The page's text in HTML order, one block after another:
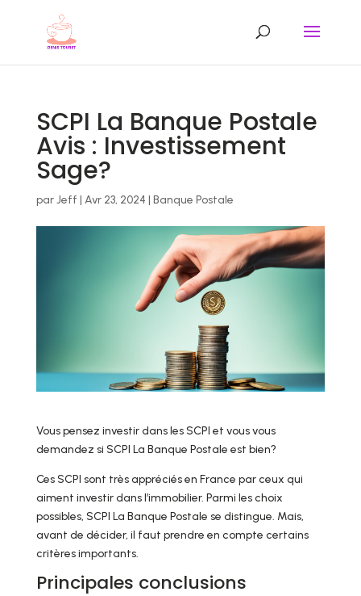
SCPI La Banque Postale
Avis : Investissement
Sage?
parJeff | Avr 23, 2024 | Banque Postale
Vous pensez investir dans les SCPI et vous vous
demandez si SCPI La Banque Postale est bien?
Ces SCPI sont très appréciés en France par ceux qui
aiment investir dans l’immobilier. Parmi les choix
possibles, SCPI La Banque Postale se distingue. Mais,
avant de décider, il faut prendre en compte certains
critères importants.
Principales conclusions